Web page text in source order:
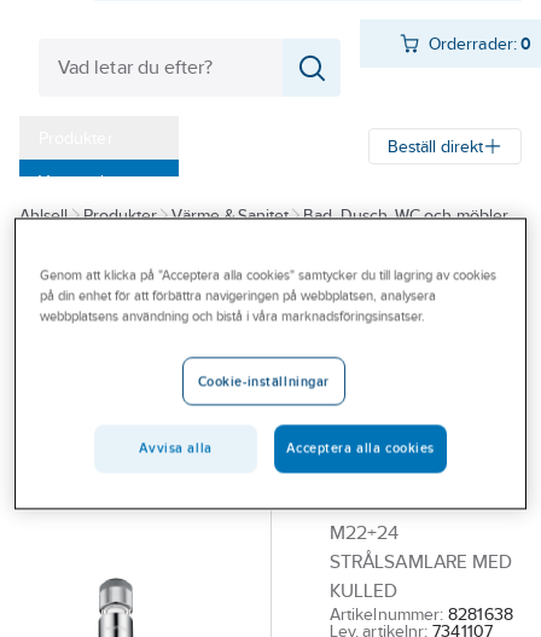
Orderrader:0
Varumärken
Kampanjer
Outlet
Branscher
Beställ direkt
Ahlsell Produkter Värme & Sanitet
Bad, Dusch, WC och möbler
WATWIN
Strålsamlare
med kulled
Nozzle
M22+24,
WatWin
WATWIN NOZZLE
M22+24
STRÅLSAMLARE MED
KULLED
Artikelnummer: 8281638
Lev. artikelnr: 7341107
Genom att klicka på "Acceptera alla cookies" samtycker du till lagring av cookies
på din enhet för att förbättra navigeringen på webbplatsen, analysera
webbplatsens användning och bistå i våra marknadsföringsinsatser.
Cookie-inställningar
Avvisa alla Acceptera alla cookies